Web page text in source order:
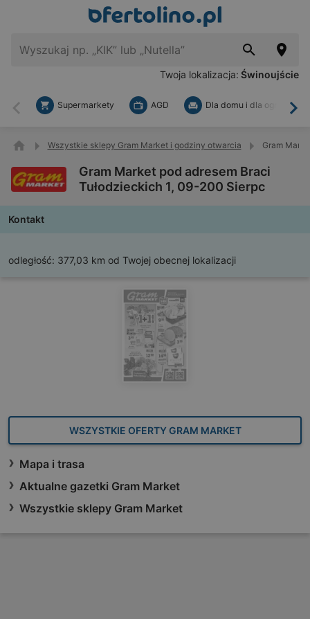
Twoja lokalizacja: Świnoujście
Wstecz
Supermarkety AGD Dla domu i dla ogrodu
Wszystkie sklepy Gram Market i godziny otwarcia Gram
Gram Market pod adresem Braci
Tułodzieckich 1, 09-200 Sierpc
Kontakt
odległość: 377,03 km od Twojej obecnej lokalizacji
WSZYSTKIE OFERTY GRAM MARKET
Mapa i trasa
Aktualne gazetki Gram Market
Wszystkie sklepy Gram Market